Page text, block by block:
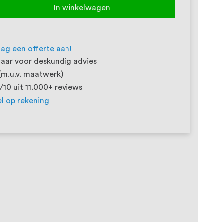
In winkelwagen
een offerte aan!
voor deskundig advies
maatwerk)
uit 11.000+ reviews
op rekening